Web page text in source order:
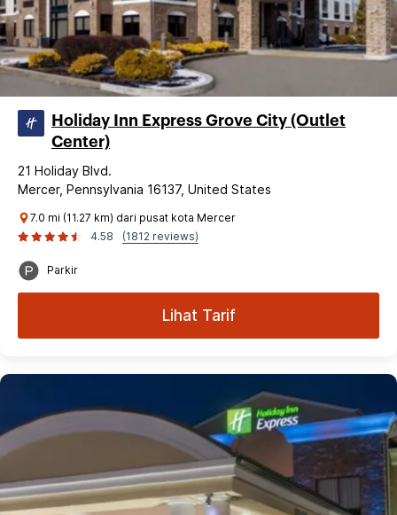
Holiday Inn Express Grove City (Outlet
Center)
21 Holiday Blvd.
Mercer, Pennsylvania 16137, United States
7.0 mi (11.27 km) dari pusat kota Mercer
4.58
(1812 reviews)
Parkir
Lihat Tarif